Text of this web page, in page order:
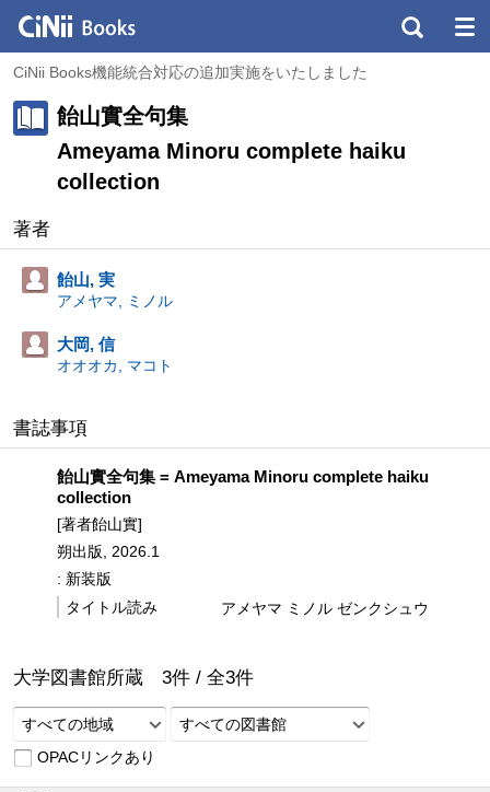
CiNii Books機能統合対応の追加実施をいたしました
飴山實全句集
Ameyama Minoru complete haiku
collection
著者
飴山, 実
アメヤマ, ミノル
大岡, 信
オオオカ, マコト
書誌事項
飴山實全句集 = Ameyama Minoru complete haiku
collection
[著者飴山實]
朔出版, 2026.1
: 新装版
タイトル読み
アメヤマ ミノル ゼンクシュウ
大学図書館所蔵 3件 / 全3件
すべての地域
すべての図書館
OPACリンクあり